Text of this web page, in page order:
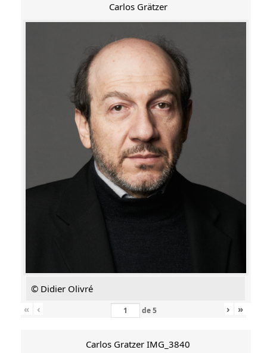
Carlos Grätzer
© Didier Olivré
«
‹ de5 › »
Carlos Gratzer IMG_3840